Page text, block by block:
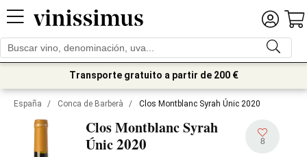
Transporte gratuito a partir de 200 €
España / Conca de Barberà / Clos Montblanc Syrah Únic 2020
Clos Montblanc Syrah
Únic2020 8